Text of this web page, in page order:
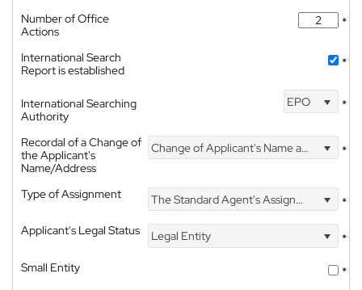
Number of Office
Actions
*
International Search
Report is established
*
International Searching
Authority
EPO *
Recordal of a Change of
the Applicant's
Name/Address
Change of Applicant's Name and Address *
Type of Assignment The Standard Agent's Assignment
*
Applicant's Legal Status
Legal Entity
*
Small Entity
*